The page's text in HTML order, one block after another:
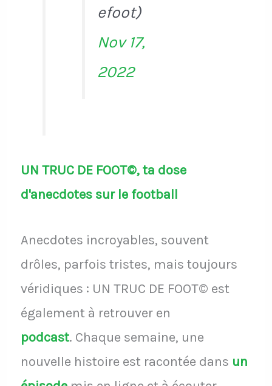
efoot)
Nov 17,
2022
UN TRUC DE FOOT©, ta dose
d'anecdotes sur le football
Anecdotes incroyables, souvent
drôles, parfois tristes, mais toujours
véridiques : UN TRUC DE FOOT© est
également à retrouver en
podcast. Chaque semaine, une
nouvelle histoire est racontée dans un